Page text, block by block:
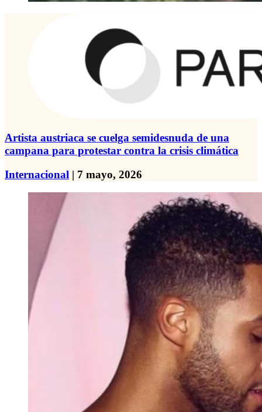
Artista austriaca se cuelga semidesnuda de una
campana para protestar contra la crisis climática
Internacional | 7 mayo, 2026